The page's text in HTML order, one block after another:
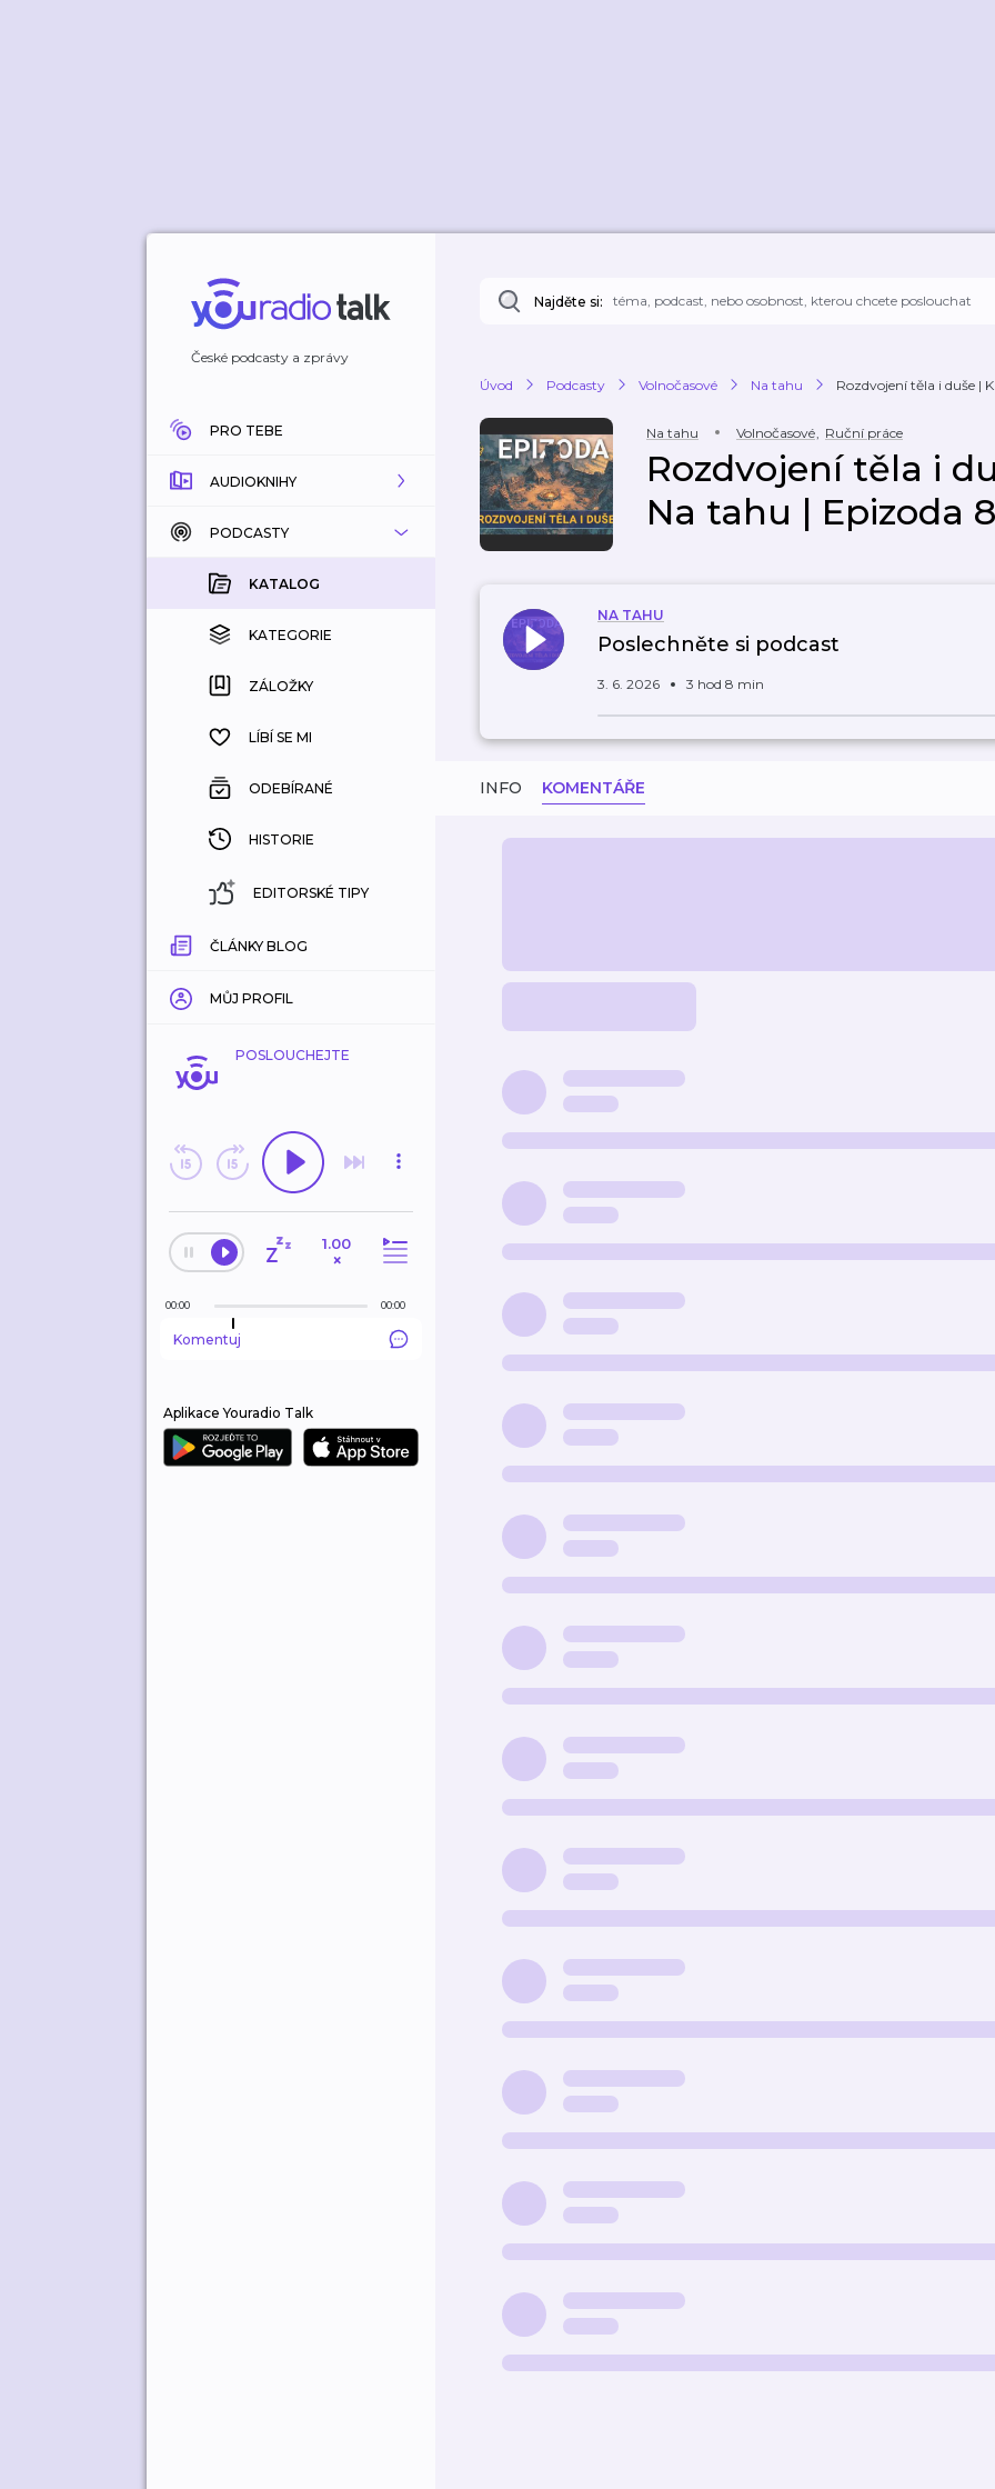
České podcasty a zprávy
PRO TEBE
AUDIOKNIHY
KATALOG
KOUPENÉ
KATEGORIE
ZÁLOŽKY
HISTORIE
PODCASTY
KATALOG
KATEGORIE
ZÁLOŽKY
LÍBÍ SE MI
ODEBÍRANÉ
HISTORIE
EDITORSKÉ TIPY
ČLÁNKY BLOG
MŮJ PROFIL
POSLOUCHEJTE
1.00
×
00:00 00:00
Komentuj
Aplikace Youradio Talk
Najděte si:
Úvod Podcasty Volnočasové Na tahu Rozdvojení těla i duše |
Na tahu Volnočasové, Ruční práce
Rozdvojení těla i
Na tahu | Epizoda 8
NA TAHU
Poslechněte si podcast
3. 6. 2026 3 hod 8 min
INFO KOMENTÁŘE